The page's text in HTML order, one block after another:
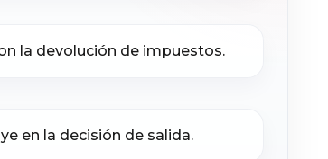
la devolución de impuestos.
en la decisión de salida.